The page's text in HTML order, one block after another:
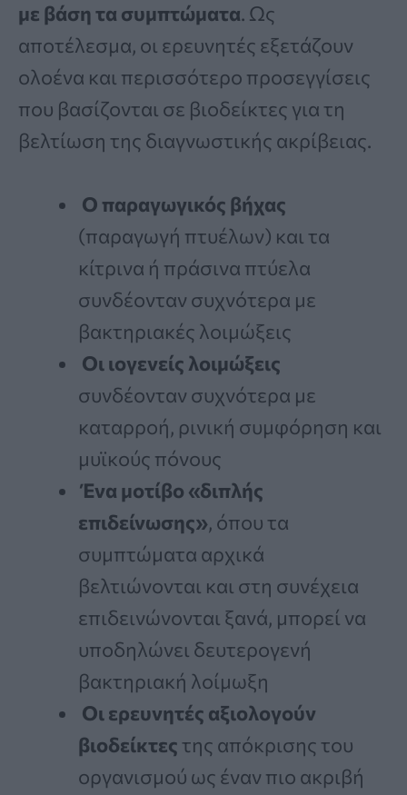
με βάση τα συμπτώματα. Ως
αποτέλεσμα, οι ερευνητές εξετάζουν
ολοένα και περισσότερο προσεγγίσεις
που βασίζονται σε βιοδείκτες για τη
βελτίωση της διαγνωστικής ακρίβειας.
Ο παραγωγικός βήχας
(παραγωγή πτυέλων) και τα
κίτρινα ή πράσινα πτύελα
συνδέονταν συχνότερα με
βακτηριακές λοιμώξεις
Οι ιογενείς λοιμώξεις
συνδέονταν συχνότερα με
καταρροή, ρινική συμφόρηση και
μυϊκούς πόνους
Ένα μοτίβο «διπλής
επιδείνωσης», όπου τα
συμπτώματα αρχικά
βελτιώνονται και στη συνέχεια
επιδεινώνονται ξανά, μπορεί να
υποδηλώνει δευτερογενή
βακτηριακή λοίμωξη
Οι ερευνητές αξιολογούν
βιοδείκτες της απόκρισης του
οργανισμού ως έναν πιο ακριβή